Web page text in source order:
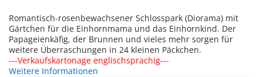
Romantisch-rosenbewachsener Schlosspark (Diorama) mit
Gärtchen für die Einhornmama und das Einhornkind. Der
Papageienkäfig, der Brunnen und vieles mehr sorgen für
weitere Überraschungen in 24 kleinen Päckchen.
---Verkaufskartonage englischsprachig---
Weitere Informationen